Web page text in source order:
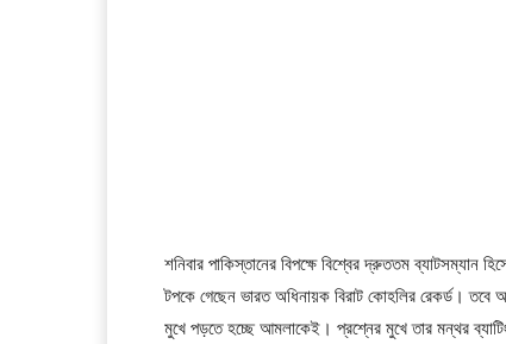
শনিবার পাকিস্তানের বিপক্ষে বিশ্বের দ্রুততম ব্যাটসম্যান
টপকে গেছেন ভারত অধিনায়ক বিরাট কোহলির রেকর্ড।
মুখে পড়তে হচ্ছে আমলাকেই। প্রশ্নের মুখে তার মন্থর